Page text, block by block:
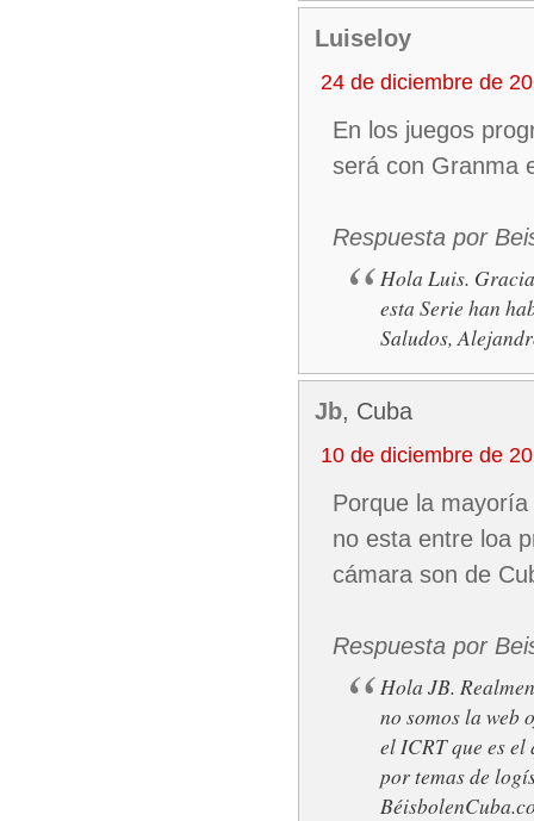
Luiseloy
24 de diciembre de
En los juegos
será con Granma
Respuesta por
Hola Luis.
esta Serie han
Saludos,
Jb, Cuba
10 de diciembre de
Porque la
no esta entre loa
cámara son de
Respuesta por
Hola JB.
no somos la web
el ICRT que es
por temas de